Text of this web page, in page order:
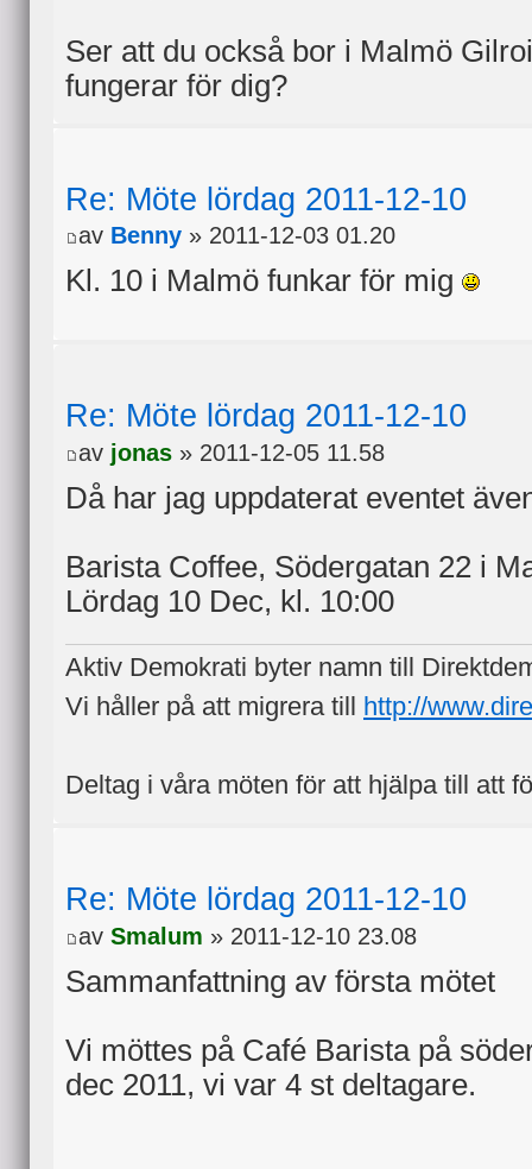
Ser att du också bor i Malmö
fungerar för dig?
Re: Möte lördag 2011-12-10
av Benny » 2011-12-03 01.20
Kl. 10 i Malmö funkar för mig
Re: Möte lördag 2011-12-10
av jonas » 2011-12-05 11.58
Då har jag uppdaterat eventet
Barista Coffee, Södergatan 22 i
Lördag 10 Dec, kl. 10:00
Aktiv Demokrati byter namn till
Vi håller på att migrera till
http://
Deltag i våra möten för att hjälpa till att
Re: Möte lördag 2011-12-10
av Smalum » 2011-12-10 23.08
Sammanfattning av första mötet
Vi möttes på Café Barista på
dec 2011, vi var 4 st deltagare.